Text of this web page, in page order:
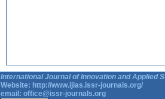
International Journal of Innovation and Applied
Website: http://www.ijias.issr-journals.org/
email: office@issr-journals.org